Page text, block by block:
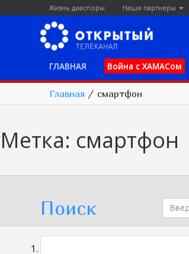
Жизнь диаспоры Наши партнеры
ГЛАВНАЯ Война с ХАМАСом
Главная / смартфон
Метка: смартфон
Поиск